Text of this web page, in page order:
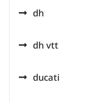
dh
dh vtt
ducati